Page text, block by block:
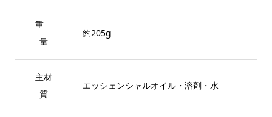
重
量
約205g
主材
質
エッシェンシャルオイル・溶剤・水